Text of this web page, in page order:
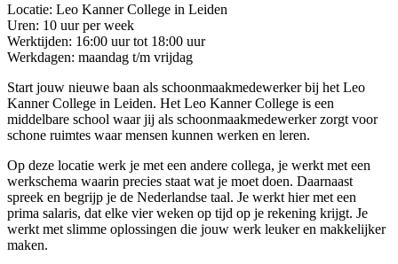
Locatie: Leo Kanner College in Leiden
Uren: 10 uur per week
Werktijden: 16:00 uur tot 18:00 uur
Werkdagen: maandag t/m vrijdag
Start jouw nieuwe baan als schoonmaakmedewerker bij het Leo
Kanner College in Leiden. Het Leo Kanner College is een
middelbare school waar jij als schoonmaakmedewerker zorgt voor
schone ruimtes waar mensen kunnen werken en leren.
Op deze locatie werk je met een andere collega, je werkt met een
werkschema waarin precies staat wat je moet doen. Daarnaast
spreek en begrijp je de Nederlandse taal. Je werkt hier met een
prima salaris, dat elke vier weken op tijd op je rekening krijgt. Je
werkt met slimme oplossingen die jouw werk leuker en makkelijker
maken.